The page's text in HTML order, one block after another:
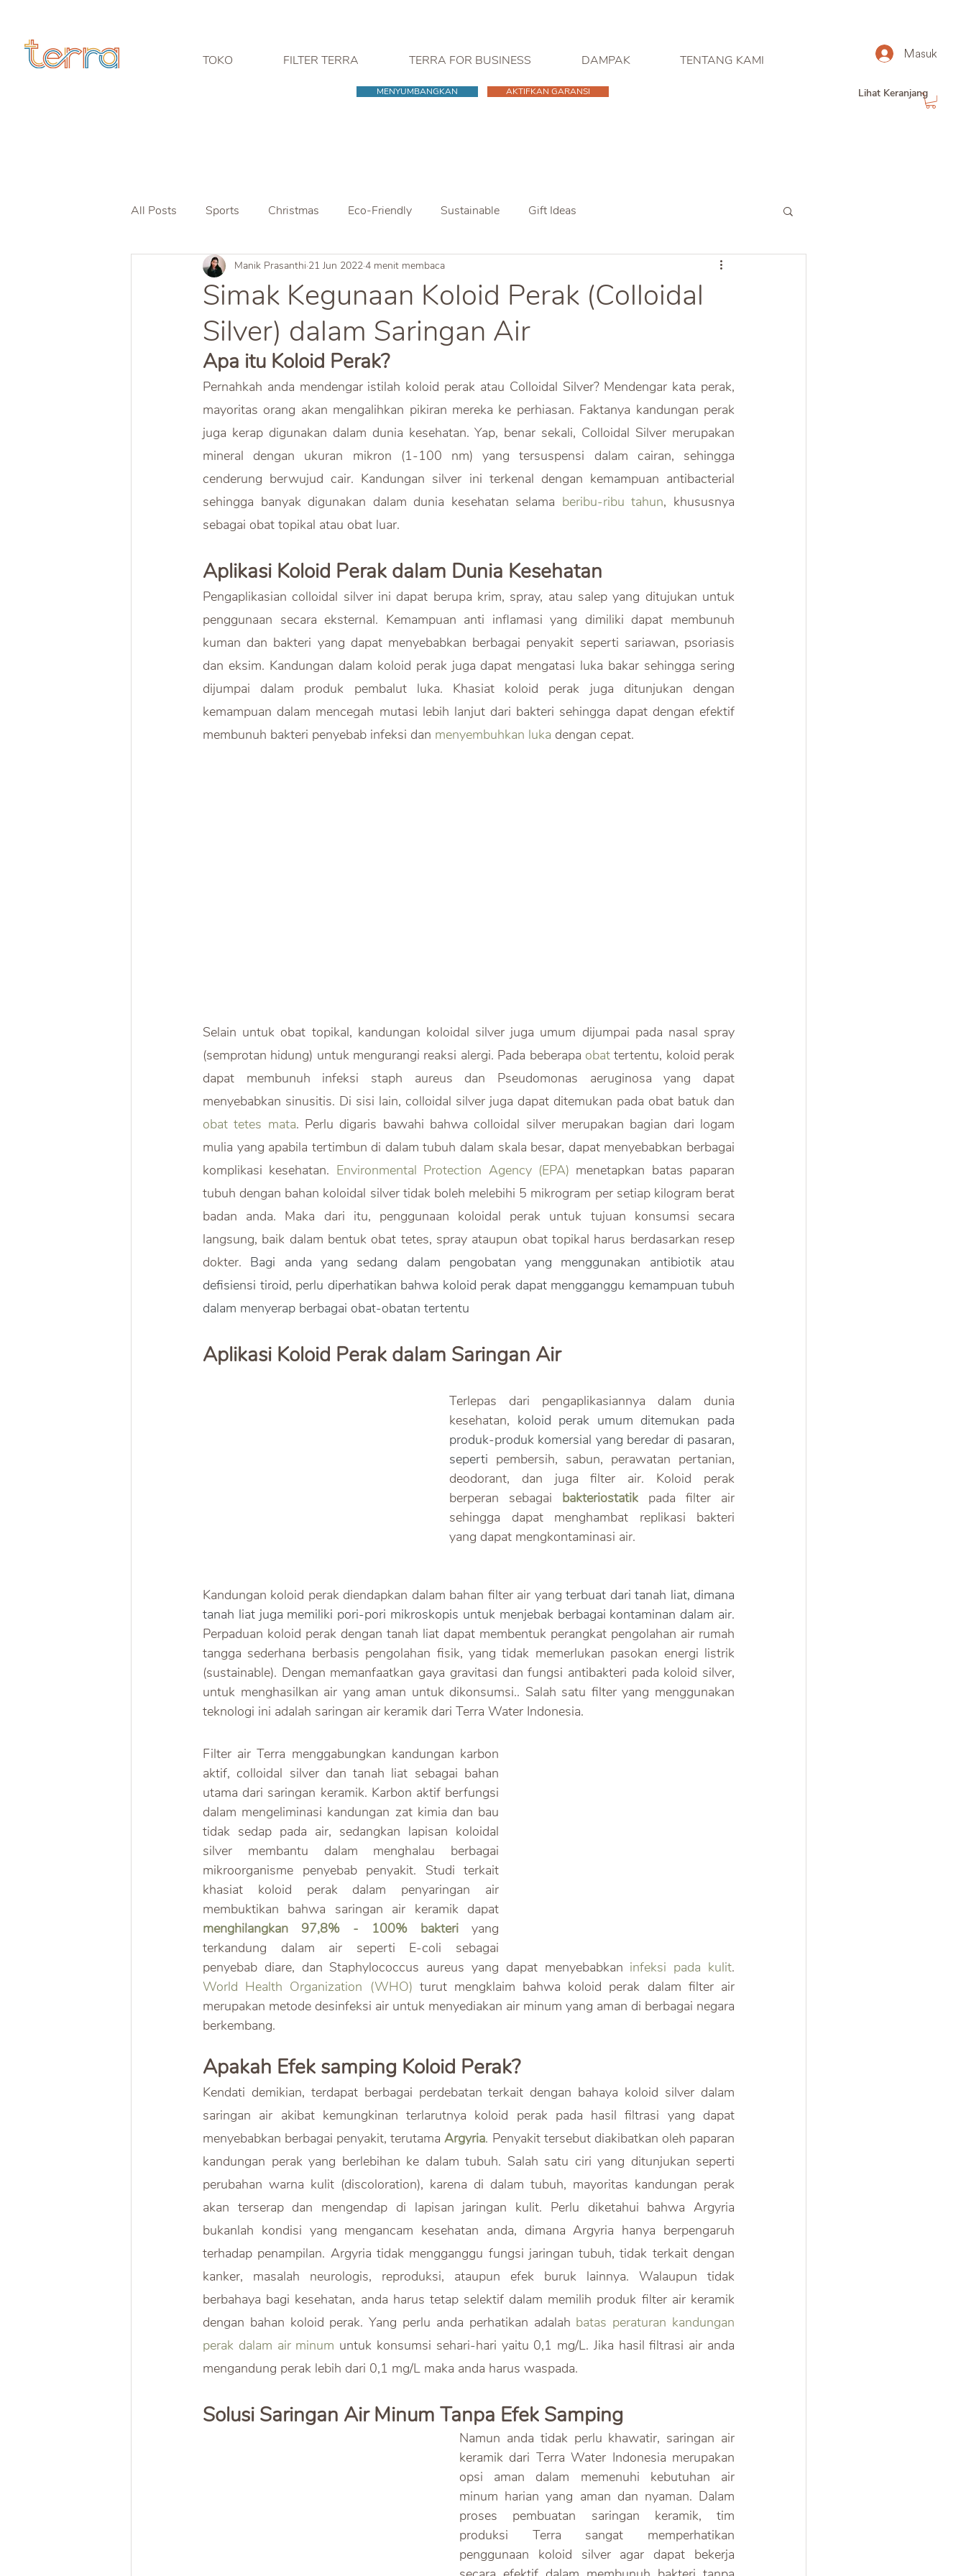
TOKO FILTER TERRA TERRA FOR BUSINESS DAMPAK TENTANG KAMI Masuk
Lihat Keranjang
AKTIFKAN GARANSI
MENYUMBANGKAN
All Posts Sports Christmas Eco-Friendly Sustainable Gift Ideas
Simak Kegunaan Koloid Perak (Colloidal
Silver) dalam Saringan Air
Manik Prasanthi 21 Jun 20224 menit membaca
Apa itu Koloid Perak?
Pernahkah anda mendengar istilah koloid perak atau Colloidal Silver? Mendengar kata perak,
mayoritas orang akan mengalihkan pikiran mereka ke perhiasan. Faktanya kandungan perak
juga kerap digunakan dalam dunia kesehatan. Yap, benar sekali, Colloidal Silver merupakan
mineral dengan ukuran mikron (1-100 nm) yang tersuspensi dalam cairan, sehingga
cenderung berwujud cair. Kandungan silver ini terkenal dengan kemampuan antibacterial
sehingga banyak digunakan dalam dunia kesehatan selama beribu-ribu tahun, khususnya
sebagai obat topikal atau obat luar.
Aplikasi Koloid Perak dalam Dunia Kesehatan
Pengaplikasian colloidal silver ini dapat berupa krim, spray, atau salep yang ditujukan untuk
penggunaan secara eksternal. Kemampuan anti inflamasi yang dimiliki dapat membunuh
kuman dan bakteri yang dapat menyebabkan berbagai penyakit seperti sariawan, psoriasis
dan eksim. Kandungan dalam koloid perak juga dapat mengatasi luka bakar sehingga sering
dijumpai dalam produk pembalut luka. Khasiat koloid perak juga ditunjukan dengan
kemampuan dalam mencegah mutasi lebih lanjut dari bakteri sehingga dapat dengan efektif
membunuh bakteri penyebab infeksi dan menyembuhkan luka dengan cepat.
Selain untuk obat topikal, kandungan koloidal silver juga umum dijumpai pada nasal spray
(semprotan hidung) untuk mengurangi reaksi alergi. Pada beberapa obat tertentu, koloid perak
dapat membunuh infeksi staph aureus dan Pseudomonas aeruginosa yang dapat
obat tetes mata. Perlu digaris bawahi bahwa colloidal silver merupakan bagian dari logam
mulia yang apabila tertimbun di dalam tubuh dalam skala besar, dapat menyebabkan berbagai
komplikasi kesehatan. Environmental Protection Agency (EPA) menetapkan batas paparan
tubuh dengan bahan koloidal silver tidak boleh melebihi 5 mikrogram per setiap kilogram berat
badan anda. Maka dari itu, penggunaan koloidal perak untuk tujuan konsumsi secara
langsung, baik dalam bentuk obat tetes, spray ataupun obat topikal harus berdasarkan resep
dokter. Bagi anda yang sedang dalam pengobatan yang menggunakan antibiotik atau
defisiensi tiroid, perlu diperhatikan bahwa koloid perak dapat mengganggu kemampuan tubuh
dalam menyerap berbagai obat-obatan tertentu
Aplikasi Koloid Perak dalam Saringan Air
Terlepas dari pengaplikasiannya dalam dunia
kesehatan,
produk-produk komersial yang beredar di pasaran,
seperti pembersih, sabun, perawatan pertanian,
deodorant, dan juga filter air. Koloid perak
berperan sebagai bakteriostatik pada filter air
sehingga dapat menghambat replikasi bakteri
yang dapat mengkontaminasi air.
Kandungan koloid perak diendapkan dalam bahan filter air yang terbuat dari tanah liat, dimana
Perpaduan koloid perak dengan tanah liat dapat membentuk perangkat pengolahan air rumah
tangga sederhana berbasis pengolahan fisik, yang tidak memerlukan pasokan energi listrik
(sustainable). Dengan memanfaatkan gaya gravitasi dan fungsi antibakteri pada koloid silver,
untuk menghasilkan air yang aman untuk dikonsumsi.. Salah satu filter yang menggunakan
teknologi ini adalah saringan air keramik dari Terra Water Indonesia.
Filter air Terra menggabungkan kandungan karbon
aktif, colloidal silver dan tanah liat sebagai bahan
utama dari saringan keramik. Karbon aktif berfungsi
dalam mengeliminasi kandungan zat kimia dan bau
tidak sedap pada air, sedangkan lapisan koloidal
silver membantu dalam menghalau berbagai
mikroorganisme penyebab penyakit. Studi terkait
khasiat koloid perak dalam penyaringan air
menghilangkan 97,8% - 100% bakteri yang
terkandung dalam air seperti E-coli sebagai
penyebab diare, dan Staphylococcus aureus yang dapat menyebabkan infeksi pada kulit
World Health Organization (WHO) turut mengklaim bahwa koloid perak dalam filter air
merupakan metode desinfeksi air untuk menyediakan air minum yang aman di berbagai negara
berkembang.
Apakah Efek samping Koloid Perak?
Kendati demikian, terdapat berbagai perdebatan terkait dengan bahaya koloid silver dalam
saringan air akibat kemungkinan terlarutnya koloid perak pada hasil filtrasi yang dapat
menyebabkan berbagai penyakit, terutama Argyria. Penyakit tersebut diakibatkan oleh paparan
kandungan perak yang berlebihan ke dalam tubuh. Salah satu ciri yang ditunjukan seperti
perubahan warna kulit (discoloration), karena di dalam tubuh, mayoritas kandungan perak
akan terserap dan mengendap di lapisan jaringan kulit. Perlu diketahui bahwa Argyria
bukanlah kondisi yang mengancam kesehatan anda, dimana Argyria hanya berpengaruh
terhadap penampilan. Argyria tidak mengganggu fungsi jaringan tubuh, tidak terkait dengan
kanker, masalah neurologis, reproduksi, ataupun efek buruk lainnya. Walaupun tidak
berbahaya bagi kesehatan, anda harus tetap selektif dalam memilih produk filter air keramik
dengan bahan koloid perak. Yang perlu anda perhatikan adalah batas peraturan kandungan
perak dalam air minum untuk konsumsi sehari-hari yaitu 0,1 mg/L. Jika hasil filtrasi air anda
mengandung perak lebih dari 0,1 mg/L maka anda harus waspada.
Solusi Saringan Air Minum Tanpa Efek Samping
Namun anda tidak perlu khawatir, saringan air
keramik dari Terra Water Indonesia merupakan
opsi aman dalam memenuhi kebutuhan air
minum harian yang aman dan nyaman. Dalam
proses pembuatan saringan keramik, tim
produksi Terra sangat memperhatikan
penggunaan koloid silver agar dapat bekerja